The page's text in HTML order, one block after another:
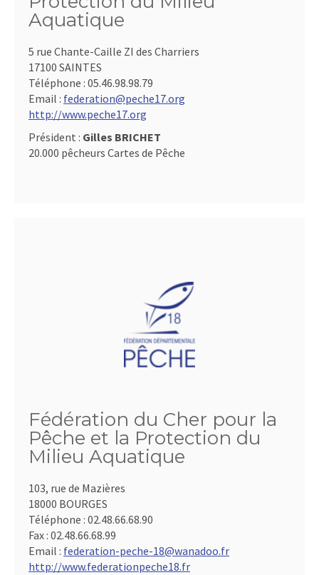
Aquatique
5 rue Chante-Caille ZI des Charriers
17100 SAINTES
Téléphone : 05.46.98.98.79
Email : federation@peche17.org
http://www.peche17.org
Président : Gilles BRICHET
20.000 pêcheurs Cartes de Pêche
Fédération du Cher pour la
Pêche et la Protection du
Milieu Aquatique
103, rue de Mazières
18000 BOURGES
Téléphone : 02.48.66.68.90
Fax : 02.48.66.68.99
Email : federation-peche-18@wanadoo.fr
http://www.federationpeche18.fr